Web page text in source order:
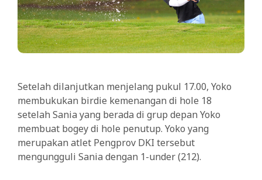
Setelah dilanjutkan menjelang pukul 17.00, Yoko
membukukan birdie kemenangan di hole 18
setelah Sania yang berada di grup depan Yoko
membuat bogey di hole penutup. Yoko yang
merupakan atlet Pengprov DKI tersebut
mengungguli Sania dengan 1-under (212).